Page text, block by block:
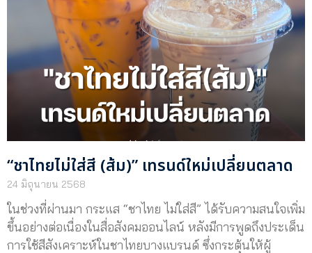
“ชาไทยไม่ใส่สี (ส้ม)” เทรนด์ใหม่เปลี่ยนตลาด
24 มิถุนายน 2568
ในช่วงที่ผ่านมา กระแส “ชาไทย ไม่ใส่สี” ได้รับความสนใจเพิ่ม
ขึ้นอย่างต่อเนื่องในสื่อสังคมออนไลน์ หลังมีการพูดถึงประเด็น
การใช้สีสังเคราะห์ในชาไทยบางแบรนด์ ซึ่งกระตุ้นให้ผู้